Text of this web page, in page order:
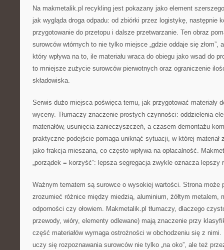
Na makmetalik.pl recykling jest pokazany jako element
jak wygląda droga odpadu: od zbiórki przez logistykę, następnie
przygotowanie do przetopu i dalsze przetwarzanie. Ten obraz
surowców wtórnych to nie tylko miejsce „gdzie oddaje się złom”,
który wpływa na to, ile materiału wraca do obiegu jako wsad do
to mniejsze zużycie surowców pierwotnych oraz ograniczenie
składowiska.
Serwis dużo miejsca poświęca temu, jak przygotować materiały
wyceny. Tłumaczy znaczenie prostych czynności: oddzielenia
materiałów, usunięcia zanieczyszczeń, a czasem demontażu
praktyczne podejście pomaga uniknąć sytuacji, w której materiał
jako frakcja mieszana, co często wpływa na opłacalność.
„porządek = korzyść”: lepsza segregacja zwykle oznacza lepszy
Ważnym tematem są surowce o wysokiej wartości. Strona może
zrozumieć różnice między miedzią, aluminium, żółtym metalem,
odporności czy ołowiem. Makmetalik.pl tłumaczy, dlaczego
przewody, wióry, elementy odlewane) mają znaczenie przy
część materiałów wymaga ostrożności w obchodzeniu się z
uczy się rozpoznawania surowców nie tylko „na oko”, ale też